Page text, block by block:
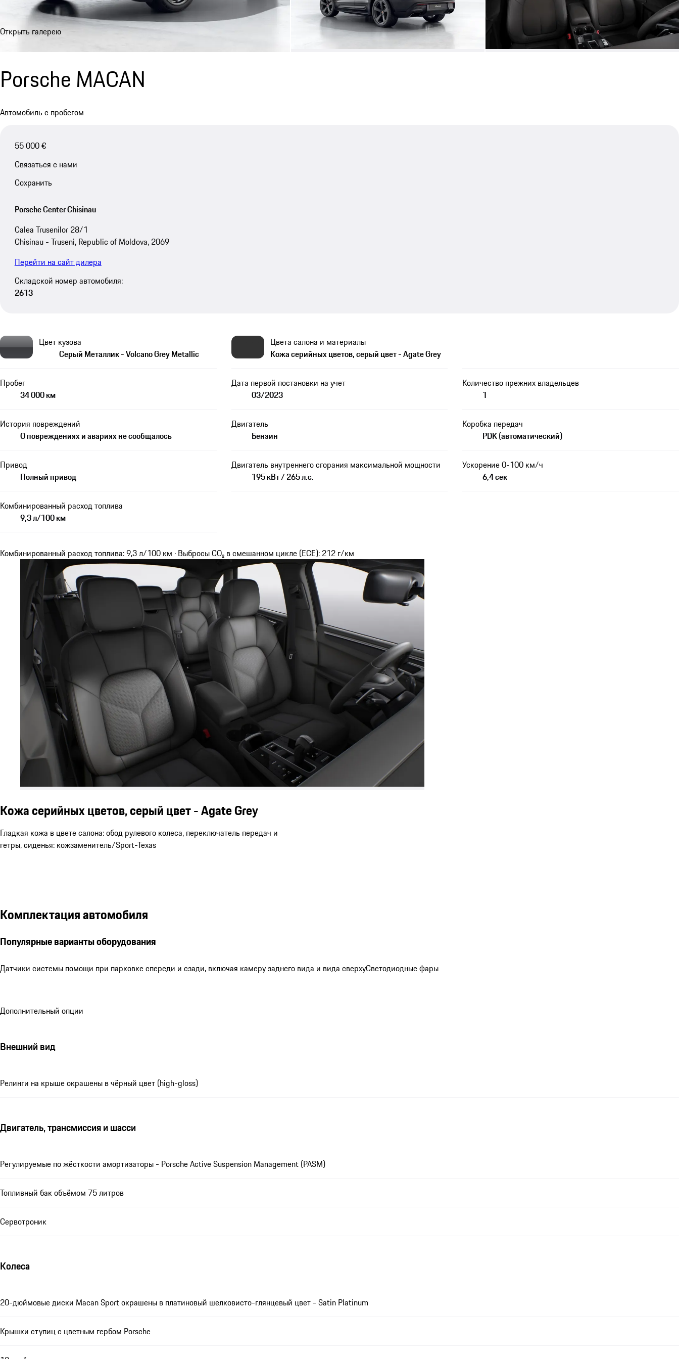
Открыть галерею
Porsche MACAN
Автомобиль с пробегом
55 000 €
Связаться с нами
Сохранить
Porsche Center Chisinau
Calea Trusenilor 28/1
Chisinau - Truseni, Republic of Moldova, 2069
Перейти на сайт дилера
Складской номер автомобиля:
2613
Цвет кузова
Серый Металлик - Volcano Grey Metallic
Цвета салона и материалы
Кожа серийных цветов, серый цвет - Agate Grey
Пробег
34 000 км
Дата первой постановки на учет
03/2023
Количество прежних владельцев
1
История повреждений
О повреждениях и авариях не сообщалось
Двигатель
Бензин
Коробка передач
PDK (автоматический)
Привод
Полный привод
Двигатель внутреннего сгорания максимальной мощности
195 кВт / 265 л.с.
Ускорение 0-100 км/ч
6,4 сек
Комбинированный расход топлива
9,3 л/100 км
Комбинированный расход топлива: 9,3 л/100 км · Выбросы CO₂ в смешанном цикле (ECE): 212 г/км
Кожа серийных цветов, серый цвет - Agate Grey
Гладкая кожа в цвете салона: обод рулевого колеса, переключатель передач и
гетры, сиденья: кожзаменитель/Sport-Texas
Комплектация автомобиля
Популярные варианты оборудования
Датчики системы помощи при парковке спереди и сзади, включая камеру заднего вида и вида сверхуСветодиодные фары
Дополнительный опции
Внешний вид
Релинги на крыше окрашены в чёрный цвет (high-gloss)
Двигатель, трансмиссия и шасси
Регулируемые по жёсткости амортизаторы - Porsche Active Suspension Management (PASM)
Топливный бак объёмом 75 литров
Сервотроник
Колеса
20-дюймовые диски Macan Sport окрашены в платиновый шелковисто-глянцевый цвет - Satin Platinum
Крышки ступиц с цветным гербом Porsche